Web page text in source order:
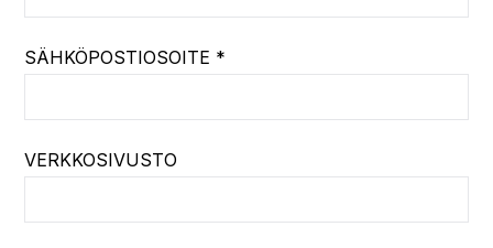
SÄHKÖPOSTIOSOITE *
VERKKOSIVUSTO